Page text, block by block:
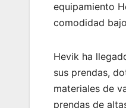
equipamiento
comodidad
Hevik ha
sus prendas,
materiales de
prendas de